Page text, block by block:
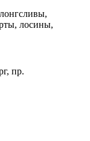
лосины,
пр.